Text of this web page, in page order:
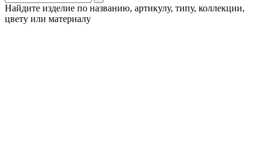
Найдите изделие по названию, артикулу, типу, коллекции,
цвету или материалу